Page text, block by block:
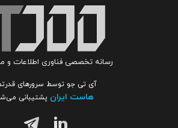
رسانه تخصصی فناوری اطلاعات و
آی تی جو توسط سرورهای
هاست ایران پشتیبانی